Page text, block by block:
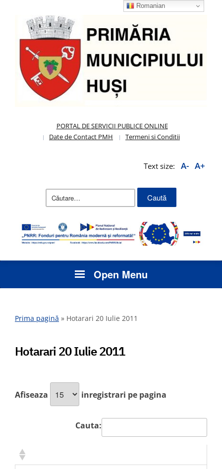
PORTAL DE SERVICII PUBLICE ONLINE
Date de Contact PMH
Termeni si Conditii
Text size: A- A+
Caută
Open Menu
Prima pagină » Hotarari 20 Iulie 2011
Hotarari 20 Iulie 2011
Afiseaza inregistrari pe pagina
Cauta:
Romanian